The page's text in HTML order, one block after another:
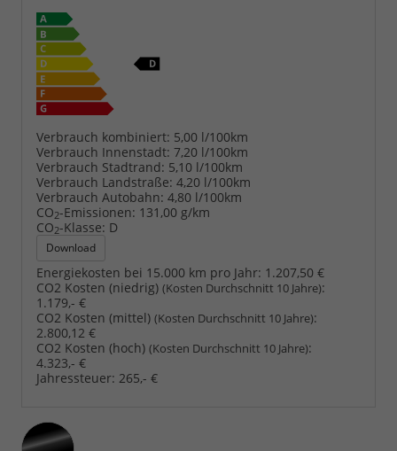
Verbrauch kombiniert: 5,00 l/100km
Verbrauch Innenstadt: 7,20 l/100km
Verbrauch Stadtrand: 5,10 l/100km
Verbrauch Landstraße: 4,20 l/100km
Verbrauch Autobahn: 4,80 l/100km
CO2-Emissionen: 131,00 g/km
CO2-Klasse: D
Download
Energiekosten bei 15.000 km pro Jahr: 1.207,50 €
CO2 Kosten (niedrig) (Kosten Durchschnitt 10 Jahre):
1.179,- €
CO2 Kosten (mittel) (Kosten Durchschnitt 10 Jahre):
2.800,12 €
CO2 Kosten (hoch) (Kosten Durchschnitt 10 Jahre):
4.323,- €
Jahressteuer: 265,- €